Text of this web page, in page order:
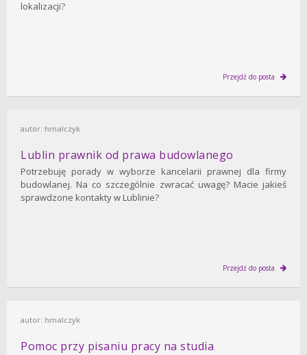
lokalizacji?
Przejdź do posta
autor: hmalczyk
Lublin prawnik od prawa budowlanego
Potrzebuję porady w wyborze kancelarii prawnej dla firmy
budowlanej. Na co szczególnie zwracać uwagę? Macie jakieś
sprawdzone kontakty w Lublinie?
Przejdź do posta
autor: hmalczyk
Pomoc przy pisaniu pracy na studia